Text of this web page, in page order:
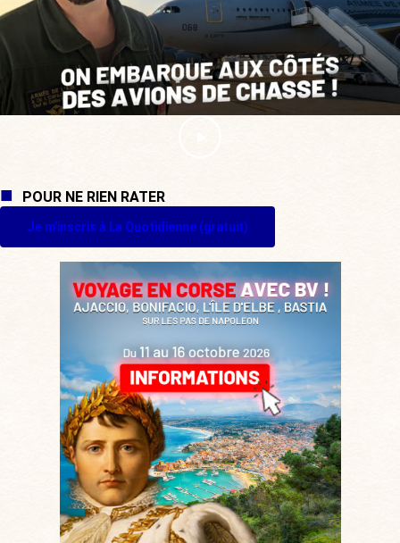
POUR NE RIEN RATER
Je m'inscris à La Quotidienne (gratuit)